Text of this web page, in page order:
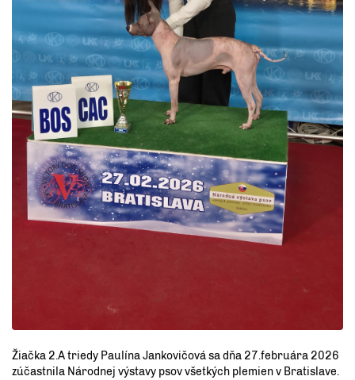
Žiačka 2.A triedy Paulína Jankovičová sa dňa 27.februára 2026
zúčastnila Národnej výstavy psov všetkých plemien v Bratislave.